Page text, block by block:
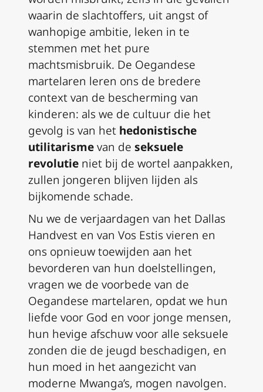
waarin de slachtoffers, uit angst of
wanhopige ambitie, leken in te
stemmen met het pure
machtsmisbruik. De Oegandese
martelaren leren ons de bredere
context van de bescherming van
kinderen: als we de cultuur die het
gevolg is van het hedonistische
utilitarismevan de seksuele
revolutie niet bij de wortel aanpakken,
zullen jongeren blijven lijden als
bijkomende schade.
Nu we de verjaardagen van het Dallas
Handvest en van Vos Estis vieren en
ons opnieuw toewijden aan het
bevorderen van hun doelstellingen,
vragen we de voorbede van de
Oegandese martelaren, opdat we hun
liefde voor God en voor jonge mensen,
hun hevige afschuw voor alle seksuele
zonden die de jeugd beschadigen, en
hun moed in het aangezicht van
moderne Mwanga’s, mogen navolgen.